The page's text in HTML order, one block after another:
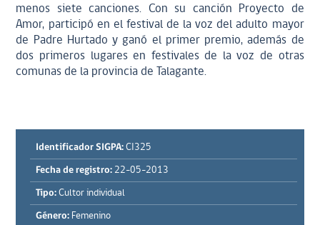
menos siete canciones. Con su canción Proyecto de
Amor, participó en el festival de la voz del adulto mayor
de Padre Hurtado y ganó el primer premio, además de
dos primeros lugares en festivales de la voz de otras
comunas de la provincia de Talagante.
Identificador SIGPA: CI325
Fecha de registro: 22-05-2013
Tipo: Cultor individual
Género: Femenino